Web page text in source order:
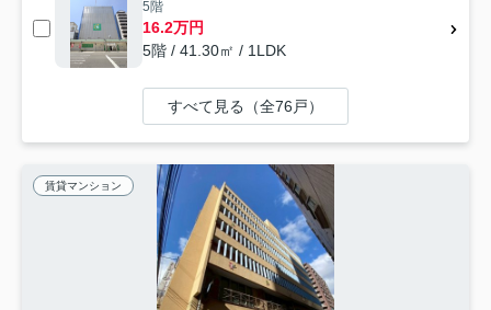
5階
16.2万円
5階 / 41.30㎡ / 1LDK
すべて見る（全76戸）
賃貸マンション